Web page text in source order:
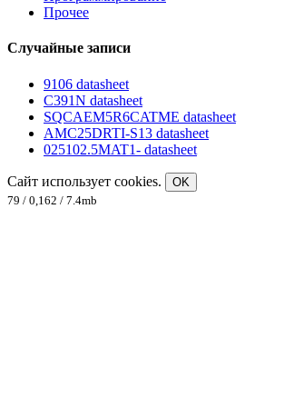
Прочее
Случайные записи
9106 datasheet
C391N datasheet
SQCAEM5R6CATME datasheet
AMC25DRTI-S13 datasheet
025102.5MAT1- datasheet
Сайт использует cookies.
OK
79 / 0,162 / 7.4mb